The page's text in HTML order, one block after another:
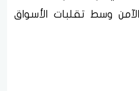
وسط تقلبات الأسواق